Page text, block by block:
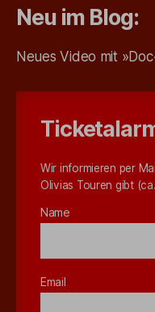
Neu im Blog:
Neues Video mit
Wir informieren per
Olivias Touren gibt
Name
Email